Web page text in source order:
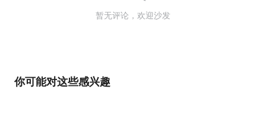
暂无评论，欢迎沙发
你可能对这些感兴趣